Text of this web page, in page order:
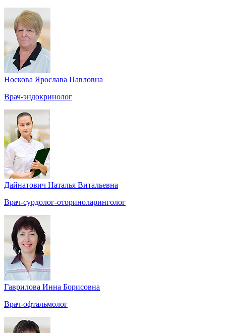
Носкова Ярослава Павловна
Врач-эндокринолог
Дайнатович Наталья Витальевна
Врач-сурдолог-оториноларинголог
Гаврилова Инна Борисовна
Врач-офтальмолог